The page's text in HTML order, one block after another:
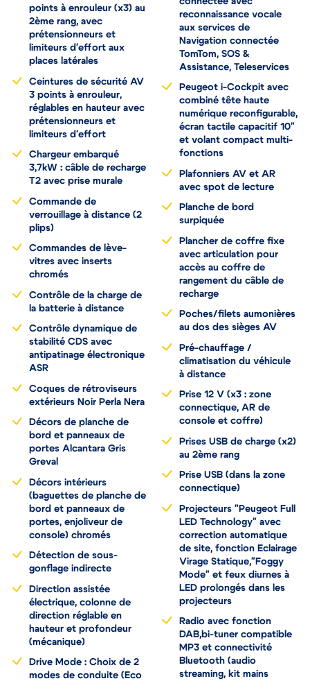
points à enrouleur (x3) au
2ème rang, avec
prétensionneurs et
limiteurs d'effort aux
places latérales
Ceintures de sécurité AV
3 points à enrouleur,
réglables en hauteur avec
prétensionneurs et
limiteurs d'effort
Chargeur embarqué
3,7kW : câble de recharge
T2 avec prise murale
Commande de
verrouillage à distance (2
plips)
Commandes de lève-
vitres avec inserts
chromés
Contrôle de la charge de
la batterie à distance
Contrôle dynamique de
stabilité CDS avec
antipatinage électronique
ASR
Coques de rétroviseurs
extérieurs Noir Perla Nera
Décors de planche de
bord et panneaux de
portes Alcantara Gris
Greval
Décors intérieurs
(baguettes de planche de
bord et panneaux de
portes, enjoliveur de
console) chromés
Détection de sous-
gonflage indirecte
Direction assistée
électrique, colonne de
direction réglable en
hauteur et profondeur
(mécanique)
Drive Mode : Choix de 2
modes de conduite (Eco
reconnaissance vocale
aux services de
Navigation connectée
TomTom, SOS &
Assistance, Teleservices
Peugeot i-Cockpit avec
combiné tête haute
numérique reconfigurable,
écran tactile capacitif 10"
et volant compact multi-
fonctions
Plafonniers AV et AR
avec spot de lecture
Planche de bord
surpiquée
Plancher de coffre fixe
avec articulation pour
accès au coffre de
rangement du câble de
recharge
Poches/filets aumonières
au dos des sièges AV
Pré-chauffage /
climatisation du véhicule
à distance
Prise 12 V (x3 : zone
connectique, AR de
console et coffre)
Prises USB de charge (x2)
au 2ème rang
Prise USB (dans la zone
connectique)
Projecteurs "Peugeot Full
LED Technology" avec
correction automatique
de site, fonction Eclairage
Virage Statique,"Foggy
Mode" et feux diurnes à
LED prolongés dans les
projecteurs
Radio avec fonction
DAB,bi-tuner compatible
MP3 et connectivité
Bluetooth (audio
streaming, kit mains